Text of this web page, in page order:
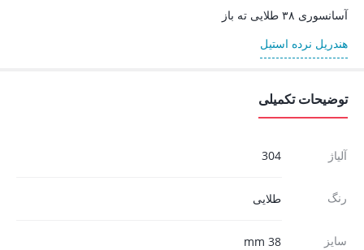
آسانسوری ۳۸ طلایی ته باز
هندریل نرده استیل
توضیحات تکمیلی
آلیاژ 304
رنگ طلایی
سایز 38 mm